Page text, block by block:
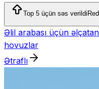
Top 5 üçün səs verildi
Əlil arabası üçün
hovuzlar
Ətraflı